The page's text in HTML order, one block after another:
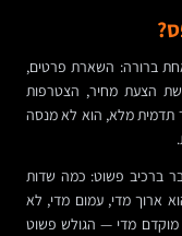
ברורה: השארת פרטים,
הצעת מחיר, הצטרפות
תדמית מלא, הוא לא מנסה
ברכיב פשוט: כמה שדות
ארוך מדי, עמום מדי, לא
מוקדם מדי — הגולש פשוט